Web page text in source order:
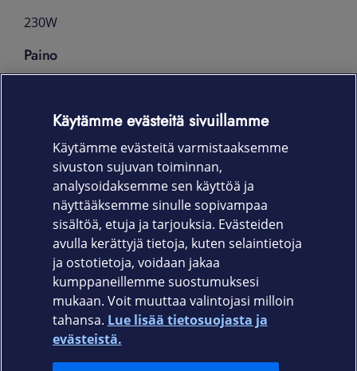
230W
Paino
Mitat(PSK)
32.9 cm x 22.7 cm x 1.79 cm
Takuu
36 kk On-Site-takuu
Elisa.fi
Käytämme evästeitä sivuillamme
Käytämme evästeitä varmistaaksemme
sivuston sujuvan toiminnan,
analysoidaksemme sen käyttöä ja
näyttääksemme sinulle sopivampaa
sisältöä, etuja ja tarjouksia. Evästeiden
avulla kerättyjä tietoja, kuten selaintietoja
ja ostotietoja, voidaan jakaa
kumppaneillemme suostumuksesi
mukaan. Voit muuttaa valintojasi milloin
tahansa. Lue lisää tietosuojasta ja
evästeistä.